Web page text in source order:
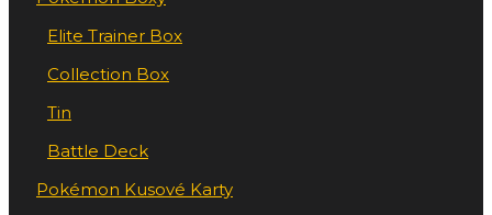
Elite Trainer Box
Collection Box
Tin
Battle Deck
Pokémon Kusové Karty